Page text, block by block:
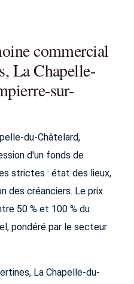
commercial
La Chapelle-
sur-
du-Châtelard,
d'un fonds de
strictes : état des lieux,
des créanciers. Le prix
50 % et 100 % du
pondéré par le secteur
La Chapelle-du-